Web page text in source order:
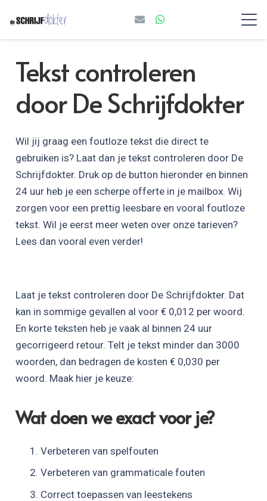
Tekst controleren
door De Schrijfdokter
Wil jij graag een foutloze tekst die direct te
gebruiken is? Laat dan je tekst controleren door De
Schrijfdokter. Druk op de button hieronder en binnen
24 uur heb je een scherpe offerte in je mailbox. Wij
zorgen voor een prettig leesbare en vooral foutloze
tekst. Wil je eerst meer weten over onze tarieven?
Lees dan vooral even verder!
Laat je tekst controleren door De Schrijfdokter. Dat
kan in sommige gevallen al voor € 0,012 per woord.
En korte teksten heb je vaak al binnen 24 uur
gecorrigeerd retour. Telt je tekst minder dan 3000
woorden, dan bedragen de kosten € 0,030 per
woord. Maak hier je keuze:
Wat doen we exact voor je?
Verbeteren van spelfouten
Verbeteren van grammaticale fouten
Correct toepassen van leestekens